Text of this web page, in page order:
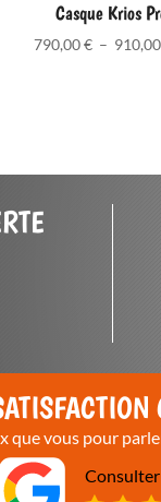
Casque Krios
790,00€ – 910,00
que vous pour